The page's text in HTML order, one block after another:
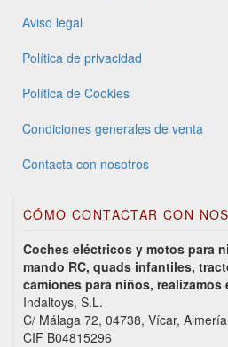
Aviso legal
Política de privacidad
Política de Cookies
Condiciones generales de venta
Contacta con nosotros
CÓMO CONTACTAR CON
Coches eléctricos y motos para
mando RC, quads infantiles,
camiones para niños,
Indaltoys, S.L.
C/ Málaga 72, 04738, Vícar,
CIF B04815296